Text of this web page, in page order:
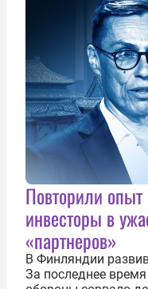
Повторили опыт
инвесторы в
«партнеров»
В Финляндии
За последнее